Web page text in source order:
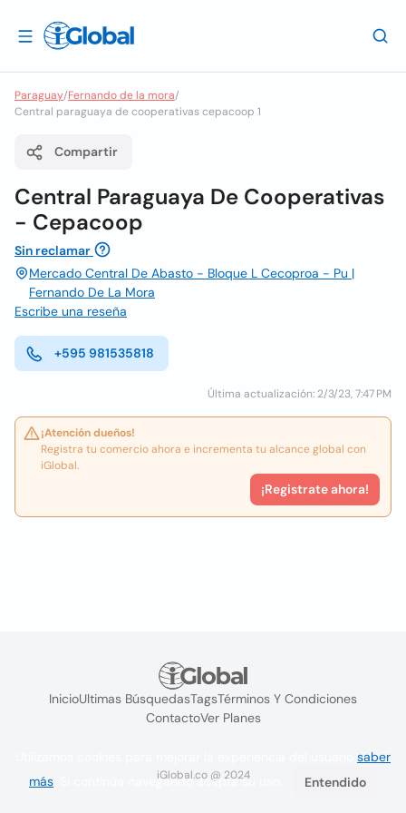
Paraguay/Fernando de la mora/
Central paraguaya de cooperativas cepacoop 1
Compartir
Central Paraguaya De Cooperativas
- Cepacoop
Sin reclamar
Mercado Central De Abasto - Bloque L Cecoproa - Pu |
Fernando De La Mora
Escribe una reseña
+595 981535818
Última actualización: 2/3/23, 7:47 PM
¡Atención dueños!
Registra tu comercio ahora e incrementa tu alcance global con
iGlobal.
¡Registrate ahora!
InicioUltimas BúsquedasTagsTérminos Y Condiciones
ContactoVer Planes
iGlobal.co @ 2024
saber
más . Si continúa navegando acepta su uso. Entendido